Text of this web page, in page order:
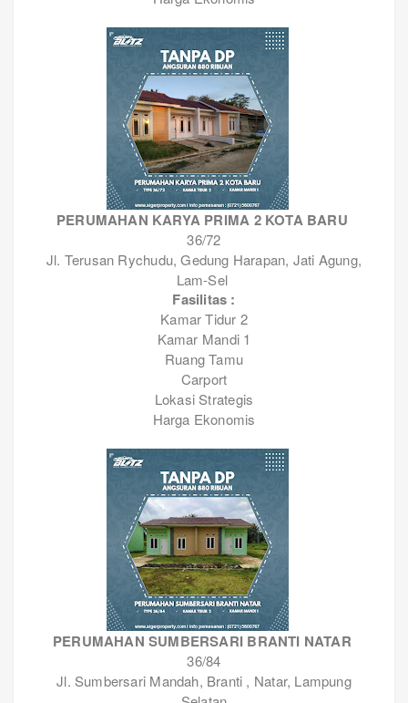
PERUMAHAN KARYA PRIMA 2 KOTA BARU
36/72
Jl. Terusan Rychudu, Gedung Harapan, Jati Agung,
Lam-Sel
Fasilitas :
Kamar Tidur 2
Kamar Mandi 1
Ruang Tamu
Carport
Lokasi Strategis
Harga Ekonomis
PERUMAHAN SUMBERSARI BRANTI NATAR
36/84
Jl. Sumbersari Mandah, Branti , Natar, Lampung